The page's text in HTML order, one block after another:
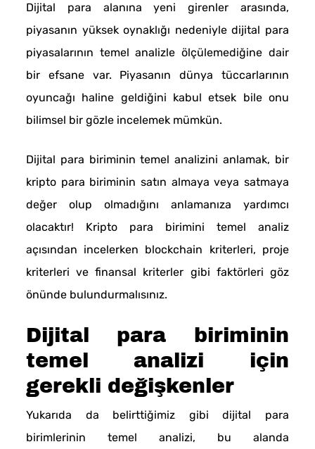
Dijital para alanına yeni girenler arasında,
piyasanın yüksek oynaklığı nedeniyle dijital para
piyasalarının temel analizle ölçülemediğine dair
bir efsane var. Piyasanın dünya tüccarlarının
oyuncağı haline geldiğini kabul etsek bile onu
bilimsel bir gözle incelemek mümkün.
Dijital para biriminin temel analizini anlamak, bir
kripto para biriminin satın almaya veya satmaya
değer olup olmadığını anlamanıza yardımcı
olacaktır! Kripto para birimini temel analiz
açısından incelerken blockchain kriterleri, proje
kriterleri ve finansal kriterler gibi faktörleri göz
önünde bulundurmalısınız.
Dijital para biriminin
temel analizi için
gerekli değişkenler
Yukarıda da belirttiğimiz gibi dijital para
birimlerinin temel analizi, bu alanda